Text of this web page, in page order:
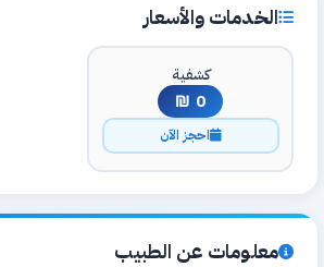
الخدمات والأسعار
كشفية
0 ₪
احجز الآن
معلومات عن الطبيب